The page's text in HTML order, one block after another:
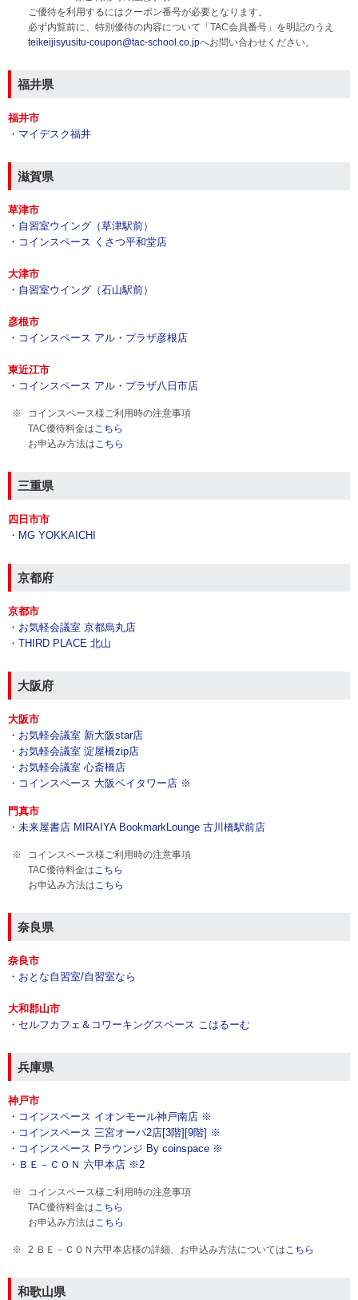
ご優待を利用するにはクーポン番号が必要となります。
必ず内覧前に、特別優待の内容について「TAC会員番号」を明記のうえ
teikeijisyusitu-coupon@tac-school.co.jpへお問い合わせください。
福井県
福井市
・ マイデスク福井
滋賀県
草津市
・ 自習室ウイング（草津駅前）
・ コインスペース くさつ平和堂店
大津市
・ 自習室ウイング（石山駅前）
彦根市
・ コインスペース アル・プラザ彦根店
東近江市
・ コインスペース アル・プラザ八日市店
コインスペース様ご利用時の注意事項
TAC優待料金はこちら
お申込み方法はこちら
三重県
四日市市
・ MG YOKKAICHI
京都府
京都市
・ お気軽会議室 京都烏丸店
・ THIRD PLACE 北山
大阪府
大阪市
・ お気軽会議室 新大阪star店
・ お気軽会議室 淀屋橋zip店
・ お気軽会議室 心斎橋店
・ コインスペース 大阪ベイタワー店 ※
門真市
・ 未来屋書店 MIRAIYA BookmarkLounge 古川橋駅前店
コインスペース様ご利用時の注意事項
TAC優待料金はこちら
お申込み方法はこちら
奈良県
奈良市
・ おとな自習室/自習室なら
大和郡山市
・ セルフカフェ＆コワーキングスペース こはるーむ
兵庫県
神戸市
・ コインスペース イオンモール神戸南店 ※
・ コインスペース 三宮オーパ2店[3階][9階] ※
・ コインスペース Pラウンジ By coinspace ※
・ ＢＥ－ＣＯＮ 六甲本店 ※2
コインスペース様ご利用時の注意事項
TAC優待料金はこちら
お申込み方法はこちら
2 ＢＥ－ＣＯＮ六甲本店様の詳細、お申込み方法についてはこちら
和歌山県